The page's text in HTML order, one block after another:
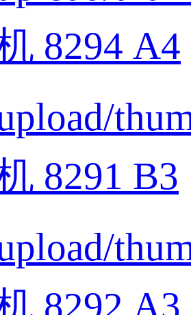
8294 A4
8291 B3
8292 A3